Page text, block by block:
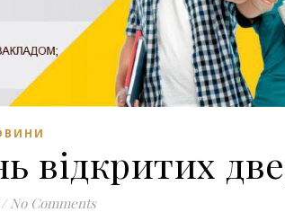
відкритих
/ No Comments